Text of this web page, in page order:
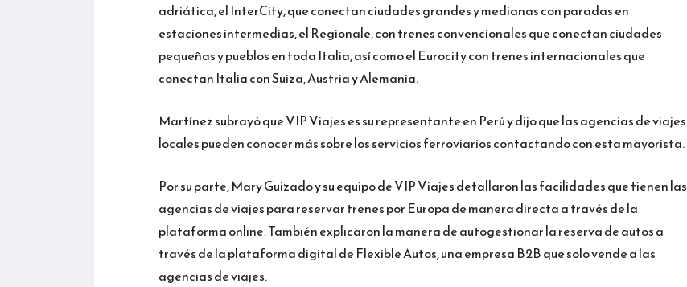
adriática, el InterCity, que conectan ciudades grandes y medianas con paradas en
estaciones intermedias, el Regionale, con trenes convencionales que conectan ciudades
pequeñas y pueblos en toda Italia, así como el Eurocity con trenes internacionales que
conectan Italia con Suiza, Austria y Alemania.
Martínez subrayó que VIP Viajes es su representante en Perú y dijo que las agencias de viajes
locales pueden conocer más sobre los servicios ferroviarios contactando con esta mayorista.
Por su parte, Mary Guizado y su equipo de VIP Viajes detallaron las facilidades que tienen las
agencias de viajes para reservar trenes por Europa de manera directa a través de la
plataforma online. También explicaron la manera de autogestionar la reserva de autos a
través de la plataforma digital de Flexible Autos, una empresa B2B que solo vende a las
agencias de viajes.